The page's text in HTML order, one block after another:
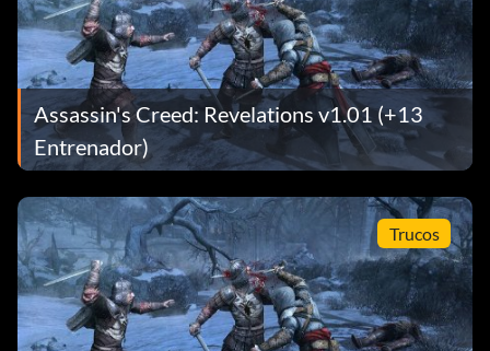
Assassin's Creed: Revelations v1.01 (+13
Entrenador)
Trucos